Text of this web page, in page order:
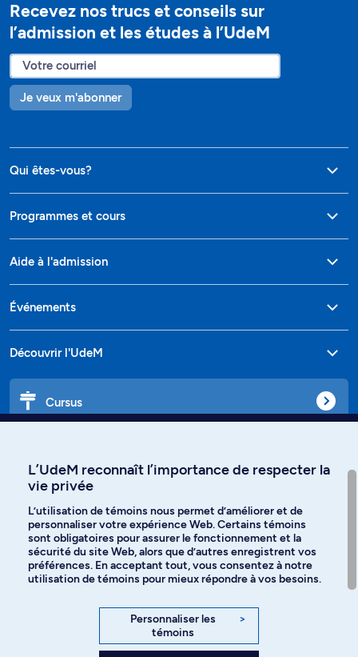
Recevez nos trucs et conseils sur
l’admission et les études à l’UdeM
Je veux m'abonner
Qui êtes-vous?
Programmes et cours
Aide à l'admission
Événements
Découvrir l'UdeM
Cursus
Langues
Facebook Instagram
YouTube
L’UdeM reconnaît l’importance de respecter la
vie privée
L’utilisation de témoins nous permet d’améliorer et de
personnaliser votre expérience Web. Certains témoins
sont obligatoires pour assurer le fonctionnement et la
sécurité du site Web, alors que d’autres enregistrent vos
préférences. En acceptant tout, vous consentez à notre
utilisation de témoins pour mieux répondre à vos besoins.
Personnaliser les
témoins
>